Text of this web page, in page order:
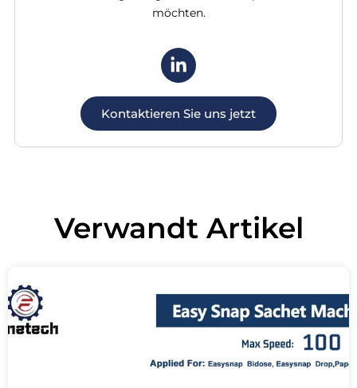
möchten.
Kontaktieren Sie uns jetzt
Verwandt Artikel